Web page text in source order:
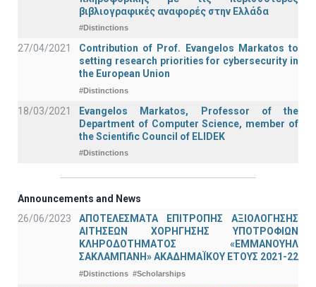
βιβλιογραφικές αναφορές στην Ελλάδα
#Distinctions
27/04/2021
Contribution of Prof. Evangelos Markatos to
setting research priorities for cybersecurity in
the European Union
#Distinctions
18/03/2021
Evangelos Markatos, Professor of the
Department of Computer Science, member of
the Scientific Council of ELIDEK
#Distinctions
Announcements and News
26/06/2023
ΑΠΟΤΕΛΕΣΜΑΤΑ ΕΠΙΤΡΟΠΗΣ ΑΞΙΟΛΟΓΗΣΗΣ
ΑΙΤΗΣΕΩΝ ΧΟΡΗΓΗΣΗΣ ΥΠΟΤΡΟΦΙΩΝ
ΚΛΗΡΟΔΟΤΗΜΑΤΟΣ «ΕΜΜΑΝΟΥΗΛ
ΣΑΚΛΑΜΠΑΝΗ» ΑΚΑΔΗΜΑΪΚΟΥ ΕΤΟΥΣ 2021-22
#Distinctions #Scholarships